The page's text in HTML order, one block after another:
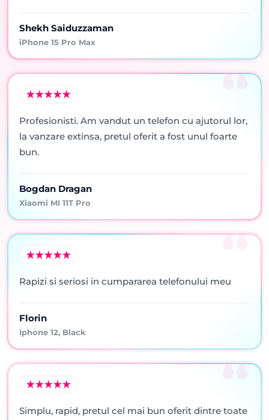
Shekh Saiduzzaman
iPhone 15 Pro Max
Profesionisti. Am vandut un telefon cu ajutorul lor,
la vanzare extinsa, pretul oferit a fost unul foarte
bun.
Bogdan Dragan
Xiaomi MI 11T Pro
Rapizi si seriosi in cumpararea telefonului meu
Florin
Iphone 12, Black
Simplu, rapid, pretul cel mai bun oferit dintre toate